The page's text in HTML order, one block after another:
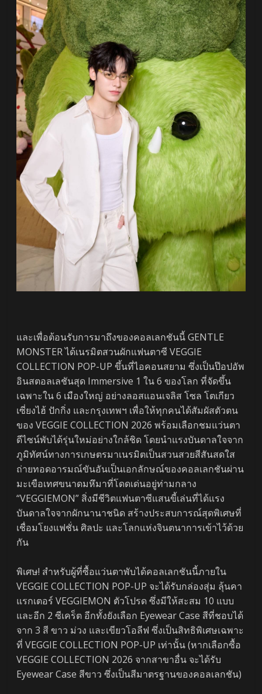
และเพื่อต้อนรับการมาถึงของคอลเลกชันนี้ GENTLE
MONSTER ได้เนรมิตสวนผักแฟนตาซี VEGGIE
COLLECTION POP-UP ขึ้นที่ไอคอนสยาม ซึ่งเป็นป๊อปอัพ
อินสตอลเลชันสุด Immersive 1 ใน 6 ของโลก ที่จัดขึ้น
เฉพาะใน 6 เมืองใหญ่ อย่างลอสแอนเจลิส โซล โตเกียว
เซี่ยงไฮ้ ปักกิ่ง และกรุงเทพฯ เพื่อให้ทุกคนได้สัมผัสตัวตน
ของ VEGGIE COLLECTION 2026 พร้อมเลือกชมแว่นตา
ดีไซน์พับได้รุ่นใหม่อย่างใกล้ชิด โดยนำแรงบันดาลใจจาก
ภูมิทัศน์ทางการเกษตรมาเนรมิตเป็นสวนสวยสีสันสดใส
ถ่ายทอดอารมณ์ขันอันเป็นเอกลักษณ์ของคอลเลกชันผ่าน
มะเขือเทศขนาดมหึมาที่โดดเด่นอยู่ท่ามกลาง
“VEGGIEMON” สิ่งมีชีวิตแฟนตาซีแสนขี้เล่นที่ได้แรง
บันดาลใจจากผักนานาชนิด สร้างประสบการณ์สุดพิเศษที่
เชื่อมโยงแฟชั่น ศิลปะ และโลกแห่งจินตนาการเข้าไว้ด้วย
กัน
พิเศษ! สำหรับผู้ที่ซื้อแว่นตาพับได้คอลเลกชันนี้ภายใน
VEGGIE COLLECTION POP-UP จะได้รับกล่องสุ่ม ลุ้นคา
แรกเตอร์ VEGGIEMON ตัวโปรด ซึ่งมีให้สะสม 10 แบบ
และอีก 2 ซีเคร็ต อีกทั้งยังเลือก Eyewear Case สีที่ชอบได้
จาก 3 สี ขาว ม่วง และเขียวโอลีฟ ซึ่งเป็นสิทธิพิเศษเฉพาะ
ที่ VEGGIE COLLECTION POP-UP เท่านั้น (หากเลือกซื้อ
VEGGIE COLLECTION 2026 จากสาขาอื่น จะได้รับ
Eyewear Case สีขาว ซึ่งเป็นสีมาตรฐานของคอลเลกชัน)